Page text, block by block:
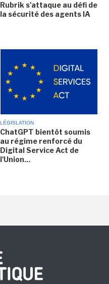
Rubrik s'attaque au défi de
la sécurité des agents IA
LÉGISLATION
ChatGPT bientôt soumis
au régime renforcé du
Digital Service Act de
l'Union...